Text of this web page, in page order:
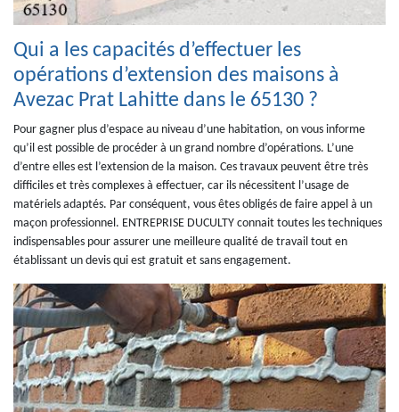
Qui a les capacités d’effectuer les
opérations d’extension des maisons à
Avezac Prat Lahitte dans le 65130 ?
Pour gagner plus d’espace au niveau d’une habitation, on vous informe
qu’il est possible de procéder à un grand nombre d’opérations. L’une
d’entre elles est l’extension de la maison. Ces travaux peuvent être très
difficiles et très complexes à effectuer, car ils nécessitent l’usage de
matériels adaptés. Par conséquent, vous êtes obligés de faire appel à un
maçon professionnel. ENTREPRISE DUCULTY connait toutes les techniques
indispensables pour assurer une meilleure qualité de travail tout en
établissant un devis qui est gratuit et sans engagement.